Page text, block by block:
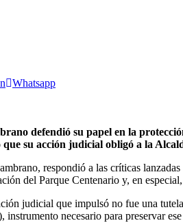
Whatsapp
defendió su papel en la
que su acción judicial obligó a la
respondió a las críticas
del Parque Centenario y, en
judicial que impulsó no fue una
necesario para preservar